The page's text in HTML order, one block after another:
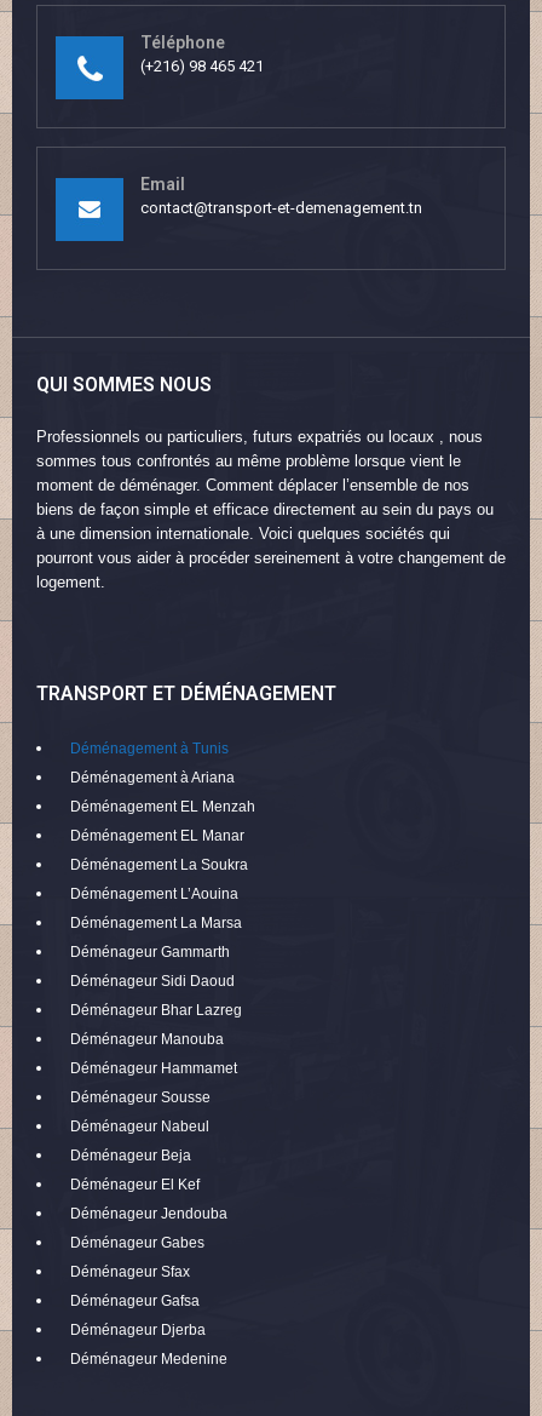
Téléphone
(+216) 98 465 421
Email
contact@transport-et-demenagement.tn
QUI SOMMES NOUS
Professionnels ou particuliers, futurs expatriés ou locaux , nous
sommes tous confrontés au même problème lorsque vient le
moment de déménager. Comment déplacer l’ensemble de nos
biens de façon simple et efficace directement au sein du pays ou
à une dimension internationale. Voici quelques sociétés qui
pourront vous aider à procéder sereinement à votre changement de
logement.
TRANSPORT ET DÉMÉNAGEMENT
Déménagement à Tunis
Déménagement à Ariana
Déménagement EL Menzah
Déménagement EL Manar
Déménagement La Soukra
Déménagement L’Aouina
Déménagement La Marsa
Déménageur Gammarth
Déménageur Sidi Daoud
Déménageur Bhar Lazreg
Déménageur Manouba
Déménageur Hammamet
Déménageur Sousse
Déménageur Nabeul
Déménageur Beja
Déménageur El Kef
Déménageur Jendouba
Déménageur Gabes
Déménageur Sfax
Déménageur Gafsa
Déménageur Djerba
Déménageur Medenine